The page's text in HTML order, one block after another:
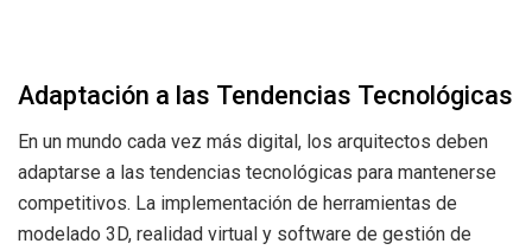
Adaptación a las Tendencias Tecnológicas
En un mundo cada vez más digital, los arquitectos deben
adaptarse a las tendencias tecnológicas para mantenerse
competitivos. La implementación de herramientas de
modelado 3D, realidad virtual y software de gestión de